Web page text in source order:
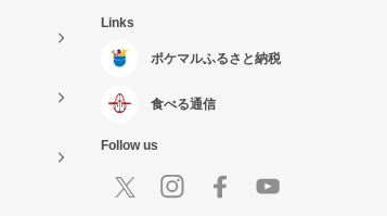
Links
ポケマルふるさと納税
食べる通信
Follow us